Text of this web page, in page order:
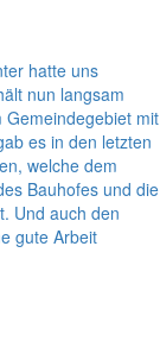
hatte uns
nun langsam
Gemeindegebiet mit
es in den letzten
welche dem
Bauhofes und die
Und auch den
gute Arbeit